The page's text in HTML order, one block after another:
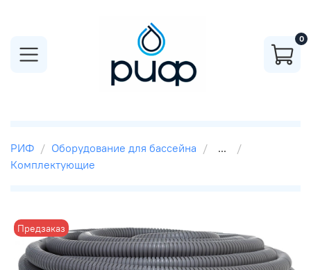
0
РИФ Оборудование для бассейна
...
Комплектующие
Предзаказ